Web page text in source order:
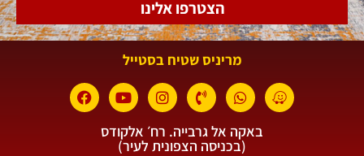
הצטרפו אלינו
מריניס שטיח בסטייל
באקה אל גרבייה. רח׳ אלקודס
(בכניסה הצפונית לעיר)